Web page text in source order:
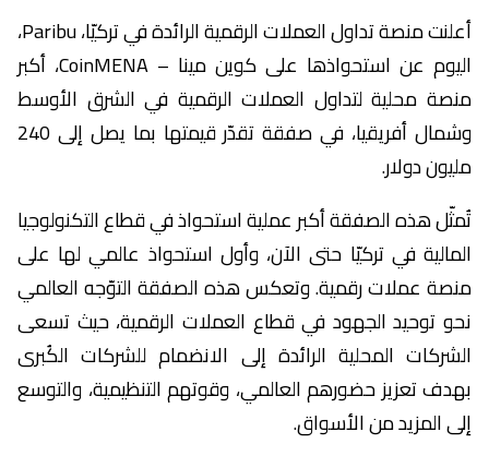
أعلنت منصة تداول العملات الرقمية الرائدة في تركيّا، Paribu،
اليوم عن استحواذها على كوين مينا – CoinMENA، أكبر
منصة محلية لتداول العملات الرقمية في الشرق الأوسط
وشمال أفريقيا، في صفقة تقدّر قيمتها بما يصل إلى 240
مليون دولار.
تُمثّل هذه الصفقة أكبر عملية استحواذ في قطاع التكنولوجيا
المالية في تركيّا حتى الآن، وأول استحواذ عالمي لها على
منصة عملات رقمية. وتعكس هذه الصفقة التوّجه العالمي
نحو توحيد الجهود في قطاع العملات الرقمية، حيث تسعى
الشركات المحلية الرائدة إلى الانضمام للشركات الكُبرى
بهدف تعزيز حضورهم العالمي، وقوتهم التنظيمية، والتوسع
إلى المزيد من الأسواق.